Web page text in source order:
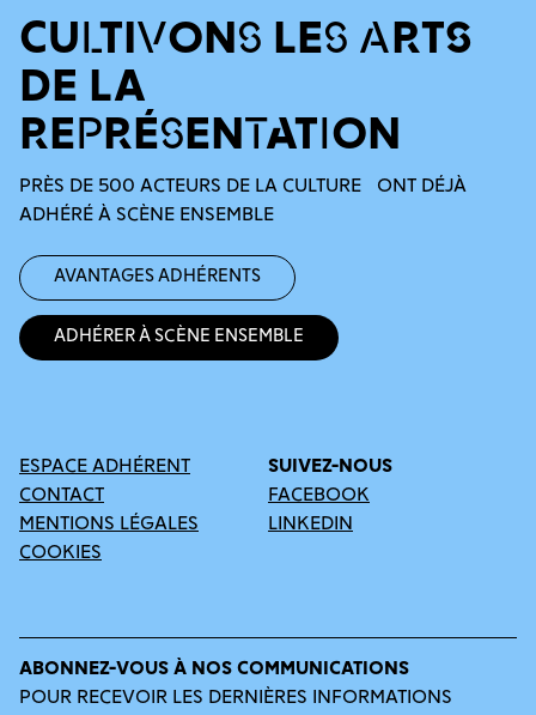
CULTIVONS LES ARTS
DE LA
REPRÉSENTATION
PRÈS DE 500 ACTEURS DE LA CULTURE ONT DÉJÀ
ADHÉRÉ À SCÈNE ENSEMBLE
Avantages adhérents
Adhérer à Scène Ensemble
ESPACE ADHÉRENT
CONTACT
MENTIONS LÉGALES
COOKIES
SUIVEZ-NOUS
FACEBOOK
LINKEDIN
ABONNEZ-VOUS À NOS COMMUNICATIONS
POUR RECEVOIR LES DERNIÈRES INFORMATIONS